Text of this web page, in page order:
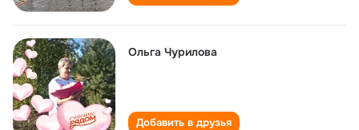
Ольга Чурилова
Добавить в друзья